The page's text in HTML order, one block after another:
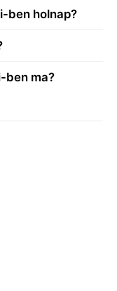
ben holnap?
ben ma?